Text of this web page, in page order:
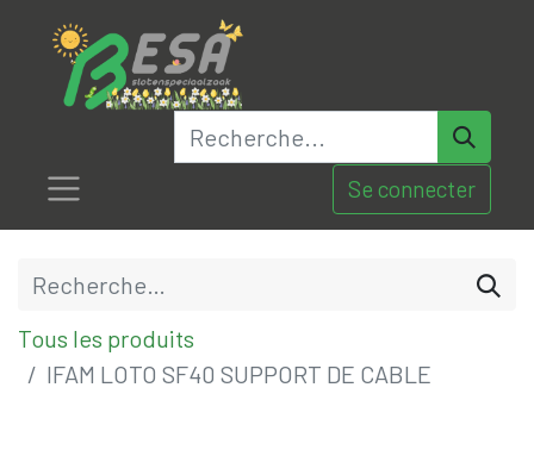
Se connecter
Tous les produits
IFAM LOTO SF40 SUPPORT DE CABLE